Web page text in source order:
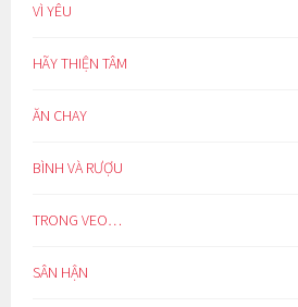
VÌ YÊU
HÃY THIỆN TÂM
ĂN CHAY
BÌNH VÀ RƯỢU
TRONG VEO…
SÂN HẬN